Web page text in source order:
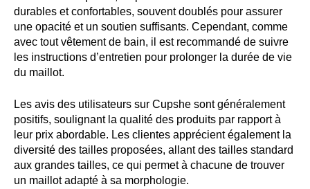
durables et confortables, souvent doublés pour assurer
une opacité et un soutien suffisants. Cependant, comme
avec tout vêtement de bain, il est recommandé de suivre
les instructions d’entretien pour prolonger la durée de vie
du maillot.
Les avis des utilisateurs sur Cupshe sont généralement
positifs, soulignant la qualité des produits par rapport à
leur prix abordable. Les clientes apprécient également la
diversité des tailles proposées, allant des tailles standard
aux grandes tailles, ce qui permet à chacune de trouver
un maillot adapté à sa morphologie.